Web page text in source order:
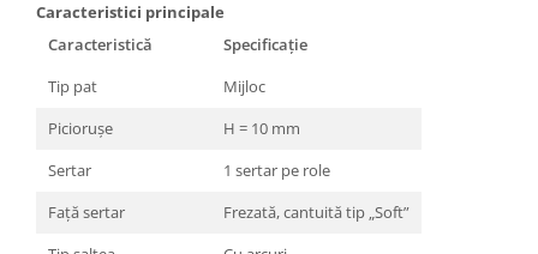
Caracteristici principale
Caracteristică
Specificație
Tip pat
Mijloc
Piciorușe
H = 10 mm
Sertar
1 sertar pe role
Față sertar
Frezată, cantuită tip „Soft”